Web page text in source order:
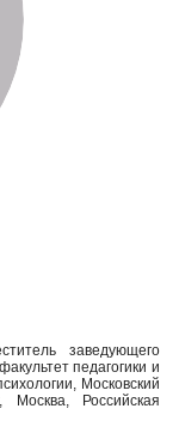
заведующего
педагогики и
Московский
Москва, Российская